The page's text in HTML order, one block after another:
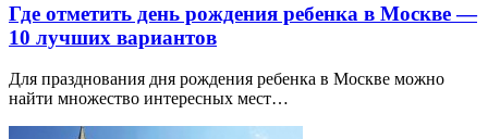
Где отметить день рождения ребенка в Москве —
10 лучших вариантов
Для празднования дня рождения ребенка в Москве можно
найти множество интересных мест…